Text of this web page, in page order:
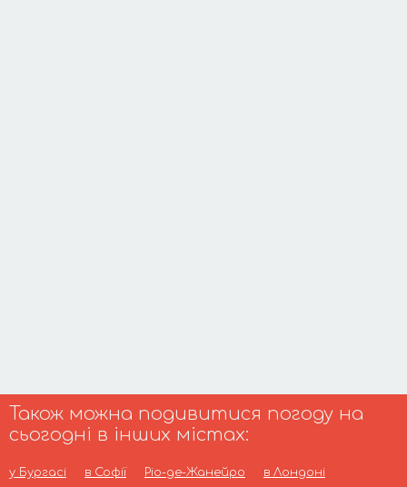
Також можна подивитися погоду на
сьогодні в інших містах:
у Бургасі в Софії Ріо-де-Жанейро в Лондоні